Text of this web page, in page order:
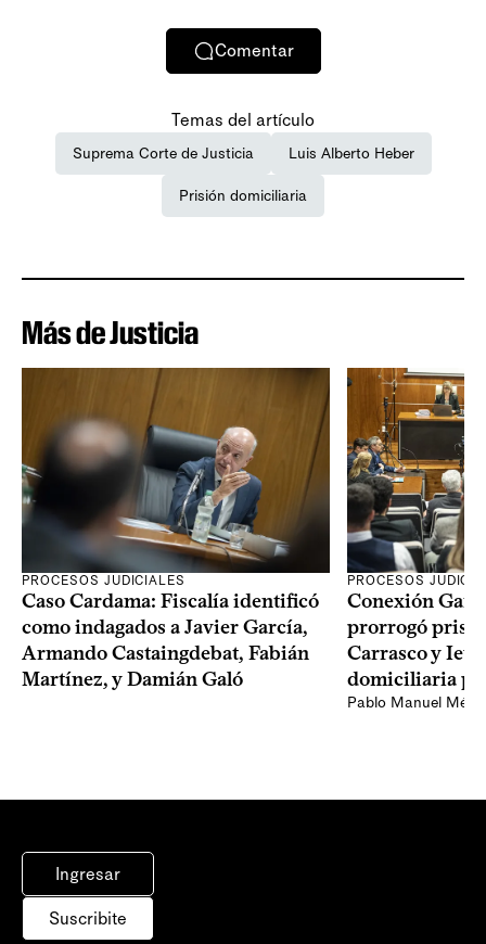
Comentar
Temas del artículo
Suprema Corte de Justicia Luis Alberto Heber
Prisión domiciliaria
Más de Justicia
PROCESOS JUDICIALES
Caso Cardama: Fiscalía identificó
como indagados a Javier García,
Armando Castaingdebat, Fabián
Martínez, y Damián Galó
PROCESOS
Conexión
prorrogó
Carrasco y
domiciliaria
Pablo Manuel
Ingresar
Suscribite